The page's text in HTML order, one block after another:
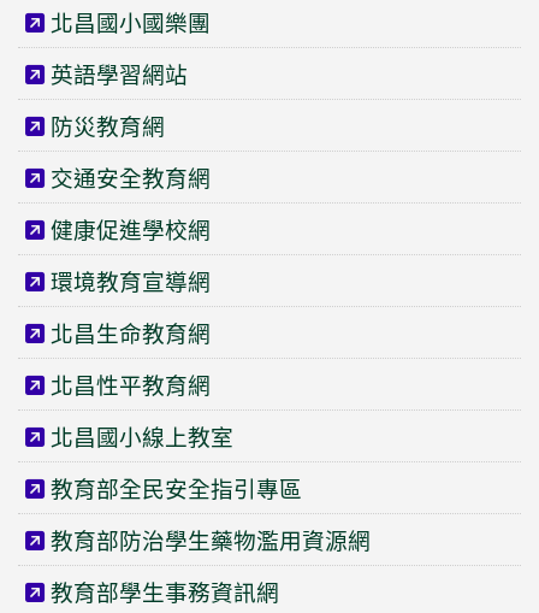
北昌國小國樂團
英語學習網站
防災教育網
交通安全教育網
健康促進學校網
環境教育宣導網
北昌生命教育網
北昌性平教育網
北昌國小線上教室
教育部全民安全指引專區
教育部防治學生藥物濫用資源網
教育部學生事務資訊網